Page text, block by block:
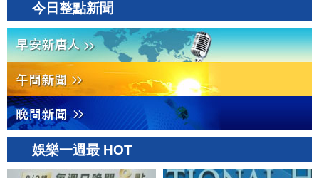
今日整點新聞
娛樂一週最 HOT